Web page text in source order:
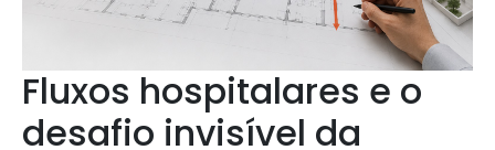
Fluxos hospitalares e o
desafio invisível da